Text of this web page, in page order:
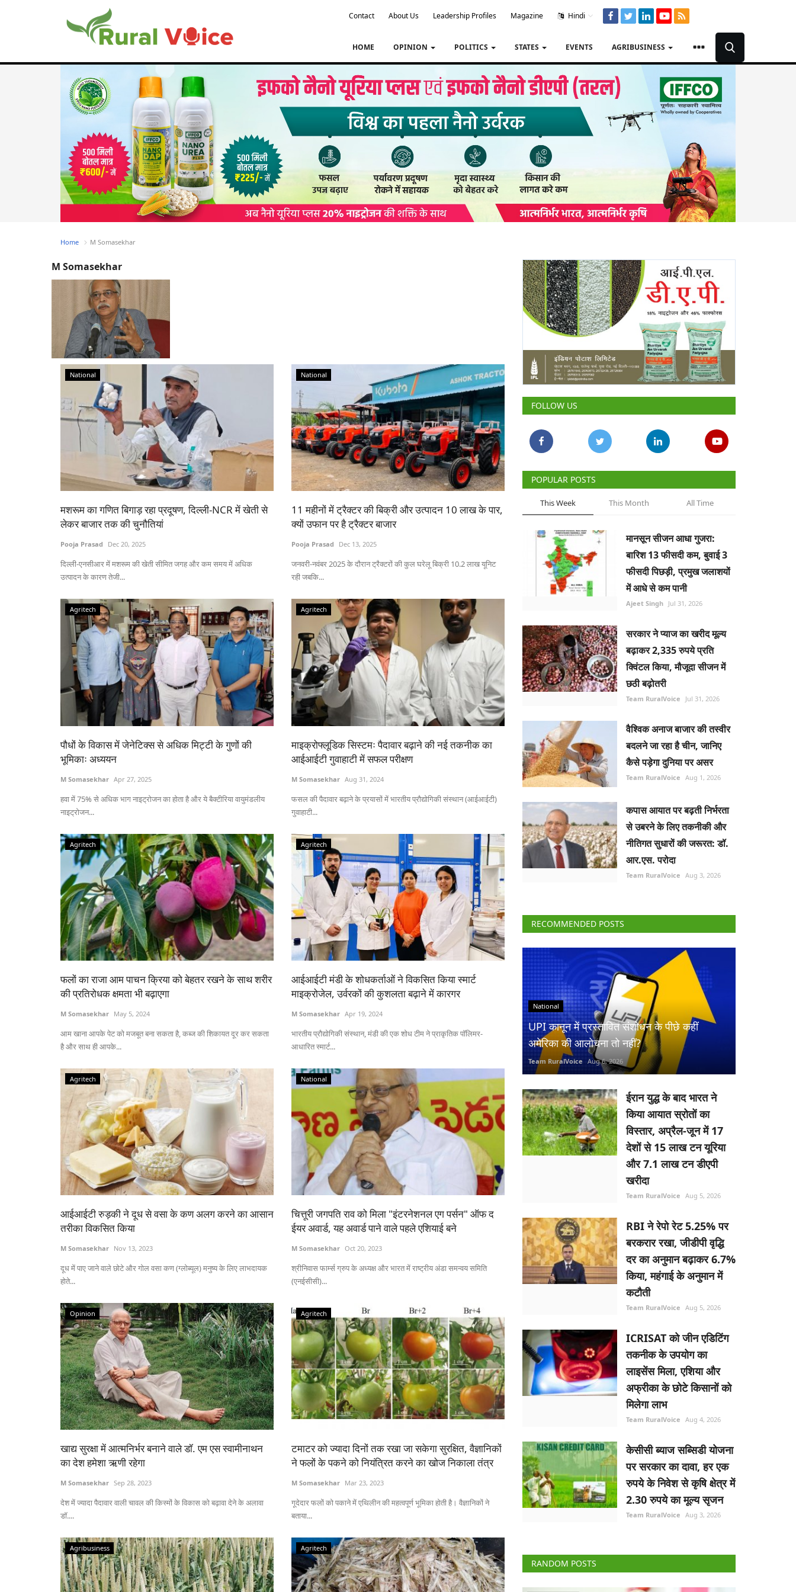
Contact About Us Leadership Profiles Magazine Hindi
HOME OPINION POLITICS STATES EVENTS AGRIBUSINESS
Home M Somasekhar
M Somasekhar
National
मशरूम का गणित बिगाड़ रहा प्रदूषण, दिल्ली-NCR में खेती से
लेकर बाजार तक की चुनौतियां
Pooja Prasad Dec 20, 2025
दिल्ली-एनसीआर में मशरूम की खेती सीमित जगह और कम समय में अधिक
उत्पादन के कारण तेजी...
National
11 महीनों में ट्रैक्टर की बिक्री और उत्पादन 10 लाख के पार,
क्यों उफान पर है ट्रैक्टर बाजार
Pooja Prasad Dec 13, 2025
जनवरी-नवंबर 2025 के दौरान ट्रैक्टरों की कुल घरेलू बिक्री 10.2 लाख यूनिट
रही जबकि...
Agritech
पौधों के विकास में जेनेटिक्स से अधिक मिट्टी के गुणों की
भूमिकाः अध्ययन
M Somasekhar Apr 27, 2025
हवा में 75% से अधिक भाग नाइट्रोजन का होता है और ये बैक्टीरिया वायुमंडलीय
नाइट्रोजन...
Agritech
माइक्रोफ्लूडिक सिस्टमः पैदावार बढ़ाने की नई तकनीक का
आईआईटी गुवाहाटी में सफल परीक्षण
M Somasekhar Aug 31, 2024
फसल की पैदावार बढ़ाने के प्रयासों में भारतीय प्रौद्योगिकी संस्थान (आईआईटी)
गुवाहाटी...
Agritech
फलों का राजा आम पाचन क्रिया को बेहतर रखने के साथ शरीर
की प्रतिरोधक क्षमता भी बढ़ाएगा
M Somasekhar May 5, 2024
आम खाना आपके पेट को मजबूत बना सकता है, कब्ज की शिकायत दूर कर सकता
है और साथ ही आपके...
Agritech
आईआईटी मंडी के शोधकर्ताओं ने विकसित किया स्मार्ट
माइक्रोजेल, उर्वरकों की कुशलता बढ़ाने में कारगर
M Somasekhar Apr 19, 2024
भारतीय प्रौद्योगिकी संस्थान, मंडी की एक शोध टीम ने प्राकृतिक पॉलिमर-
आधारित स्मार्ट...
Agritech
आईआईटी रुड़की ने दूध से वसा के कण अलग करने का आसान
तरीका विकसित किया
M Somasekhar Nov 13, 2023
दूध में पाए जाने वाले छोटे और गोल वसा कण (ग्लोब्यूल) मनुष्य के लिए लाभदायक
होते...
National
चित्तूरी जगपति राव को मिला "इंटरनेशनल एग पर्सन" ऑफ द
ईयर अवार्ड, यह अवार्ड पाने वाले पहले एशियाई बने
M Somasekhar Oct 20, 2023
श्रीनिवास फार्म्स ग्रुप के अध्यक्ष और भारत में राष्ट्रीय अंडा समन्वय समिति
(एनईसीसी)...
Opinion
खाद्य सुरक्षा में आत्मनिर्भर बनाने वाले डॉ. एम एस स्वामीनाथन
का देश हमेशा ऋणी रहेगा
M Somasekhar Sep 28, 2023
देश में ज्यादा पैदावार वाली चावल की किस्मों के विकास को बढ़ावा देने के अलावा
डॉ....
Agritech
टमाटर को ज्यादा दिनों तक रखा जा सकेगा सुरक्षित, वैज्ञानिकों
ने फलों के पकने को नियंत्रित करने का खोज निकाला तंत्र
M Somasekhar Mar 23, 2023
गूदेदार फलों को पकाने में एथिलीन की महत्वपूर्ण भूमिका होती है। वैज्ञानिकों ने
बताया...
Agribusiness Agritech
FOLLOW US
POPULAR POSTS
This Week This Month All Time
मानसून सीजन आधा गुजरा:
बारिश 13 फीसदी कम, बुवाई 3
फीसदी पिछड़ी, प्रमुख जलाशयों
में आधे से कम पानी
Ajeet Singh Jul 31, 2026
सरकार ने प्याज का खरीद मूल्य
बढ़ाकर 2,335 रुपये प्रति
क्विंटल किया, मौजूदा सीजन में
छठी बढ़ोतरी
Team RuralVoice Jul 31, 2026
वैश्विक अनाज बाजार की तस्वीर
बदलने जा रहा है चीन, जानिए
कैसे पड़ेगा दुनिया पर असर
Team RuralVoice Aug 1, 2026
कपास आयात पर बढ़ती निर्भरता
से उबरने के लिए तकनीकी और
नीतिगत सुधारों की जरूरत: डॉ.
आर.एस. परोदा
Team RuralVoice Aug 3, 2026
RECOMMENDED POSTS
National
UPI कानून में प्रस्तावित संशोधन के पीछे कहीं
अमेरिका की आलोचना तो नहीं?
Team RuralVoice Aug 6, 2026
ईरान युद्ध के बाद भारत ने
किया आयात स्रोतों का
विस्तार, अप्रैल-जून में 17
देशों से 15 लाख टन यूरिया
और 7.1 लाख टन डीएपी
खरीदा
Team RuralVoice Aug 5, 2026
RBI ने रेपो रेट 5.25% पर
बरकरार रखा, जीडीपी वृद्धि
दर का अनुमान बढ़ाकर 6.7%
किया, महंगाई के अनुमान में
कटौती
Team RuralVoice Aug 5, 2026
ICRISAT को जीन एडिटिंग
तकनीक के उपयोग का
लाइसेंस मिला, एशिया और
अफ्रीका के छोटे किसानों को
मिलेगा लाभ
Team RuralVoice Aug 4, 2026
केसीसी ब्याज सब्सिडी योजना
पर सरकार का दावा, हर एक
रुपये के निवेश से कृषि क्षेत्र में
2.30 रुपये का मूल्य सृजन
Team RuralVoice Aug 3, 2026
RANDOM POSTS